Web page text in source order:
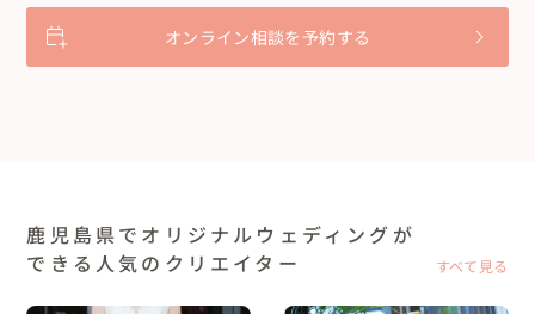
オンライン相談を予約する
鹿児島県でオリジナルウェディングが
できる人気のクリエイター
すべて見る